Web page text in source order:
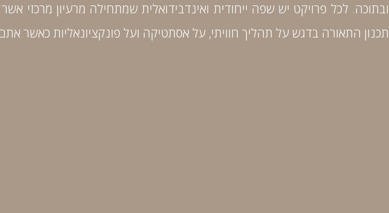
ובתוכה. לכל פרויקט יש שפה ייחודית ואינדבידואלית שמתחילה מרעיון
תכנון התאורה בדגש על תהליך חוויתי, על אסתטיקה ועל פונקציונאליות כאשר